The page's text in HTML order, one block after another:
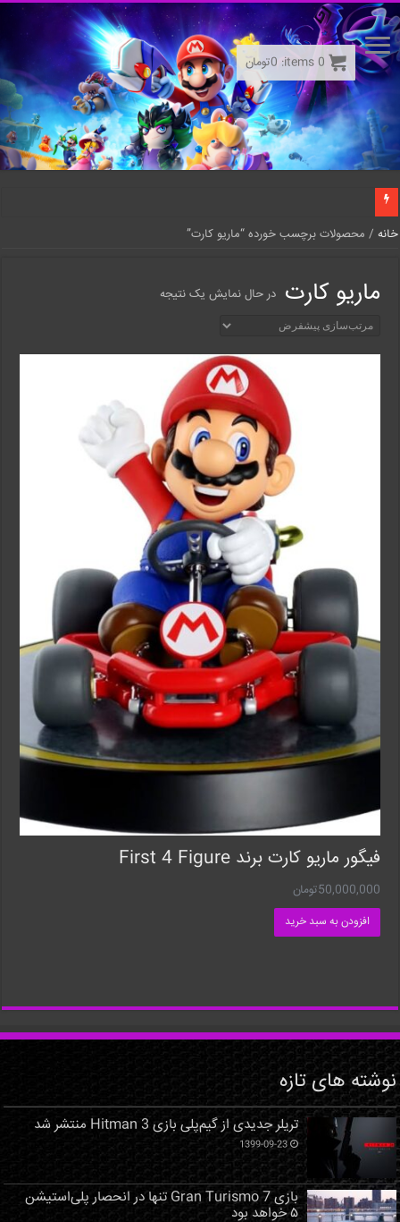
خانه / محصولات برچسب خورده “ماریو کارت”
ماریو کارت در حال نمایش یک نتیجه
فیگور ماریو کارت برند First 4 Figure
50,000,000تومان
افزودن به سبد خرید
نوشته های تازه
تریلر جدیدی از گیم‌پلی بازی Hitman 3 منتشر شد
1399-09-23
بازی Gran Turismo 7 تنها در انحصار پلی‌استیشن
۵ خواهد بود
0
items:
0تومان